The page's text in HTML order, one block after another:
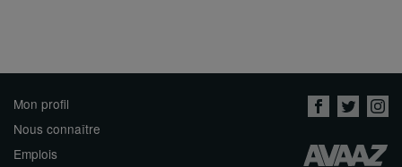
Mon profil
Nous connaître
Emplois